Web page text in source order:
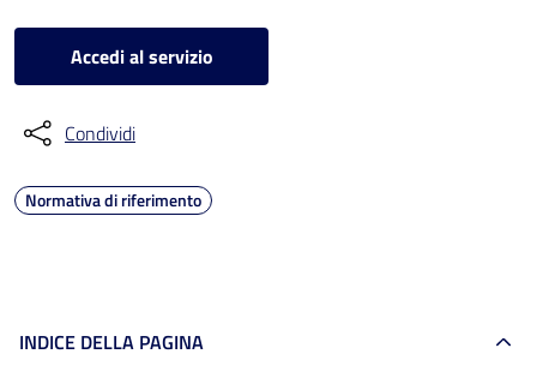
Accedi al servizio
Condividi
Normativa di riferimento
INDICE DELLA PAGINA